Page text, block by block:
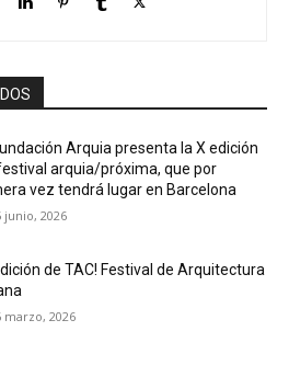
Arquia presenta la X edición
arquia/próxima, que por
vez tendrá lugar en Barcelona
junio, 2026
de TAC! Festival de Arquitectura
marzo, 2026